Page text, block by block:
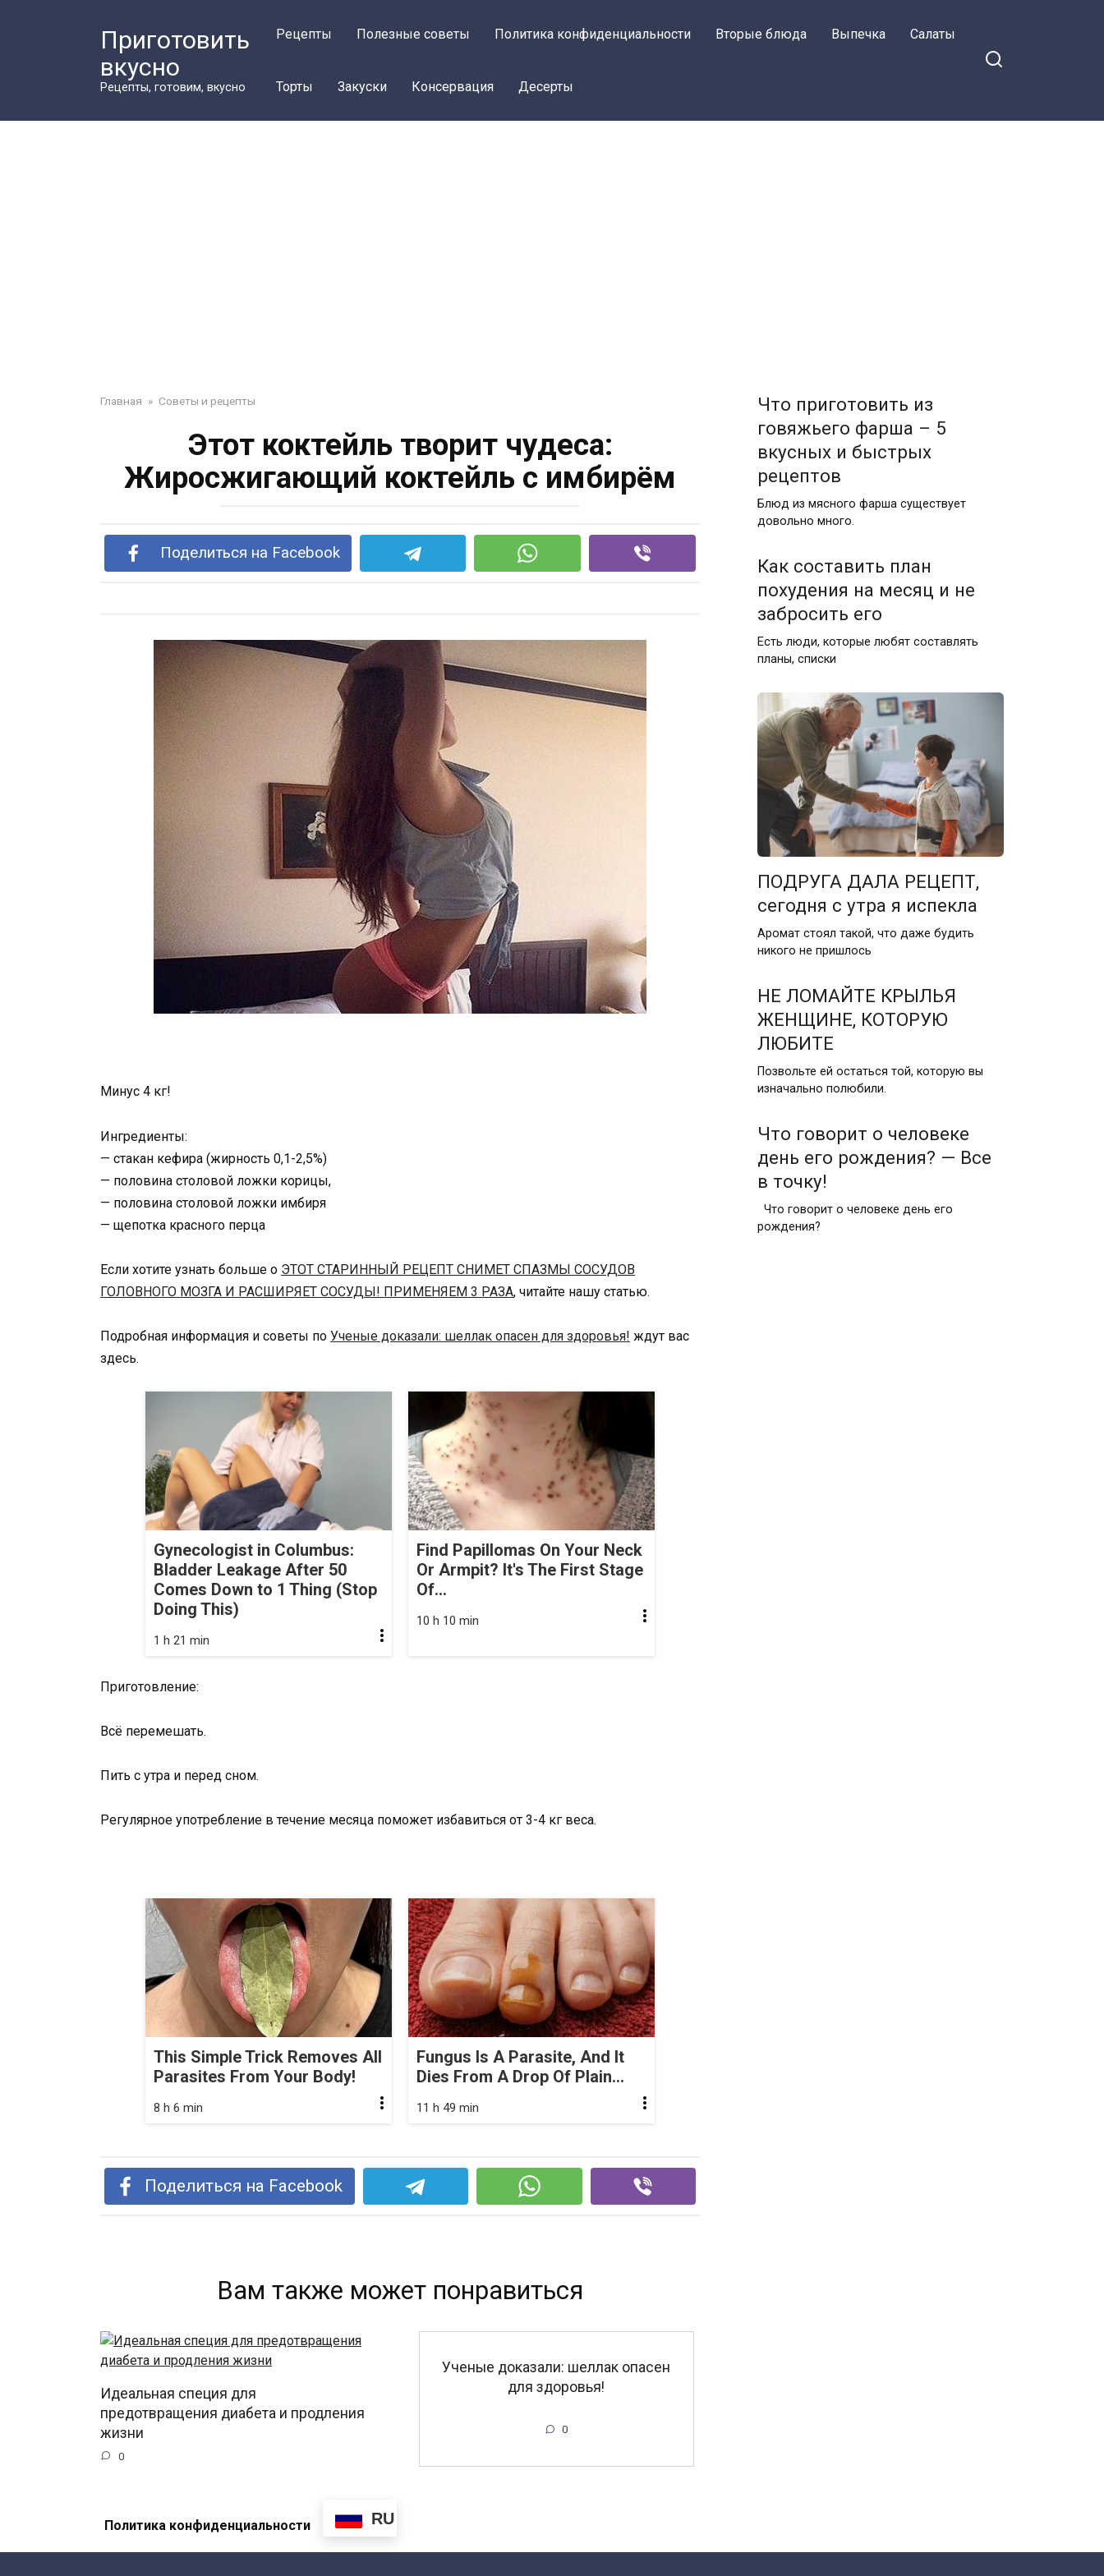
Приготовить
вкусно
Рецепты, готовим, вкусно
Рецепты Полезные советы Политика конфиденциальности Вторые блюда Выпечка Салаты
Торты Закуски Консервация Десерты
Главная » Советы и рецепты
Этот коктейль творит чудеса:
Жиросжигающий коктейль с имбирём
Поделиться на Facebook
Минус 4 кг!
Ингредиенты:
— стакан кефира (жирность 0,1-2,5%)
— половина столовой ложки корицы,
— половина столовой ложки имбиря
— щепотка красного перца
Если хотите узнать больше о ЭТОТ СТАРИННЫЙ РЕЦЕПТ СНИМЕТ СПАЗМЫ СОСУДОВ
ГОЛОВНОГО МОЗГА И РАСШИРЯЕТ СОСУДЫ! ПРИМЕНЯЕМ 3 РАЗА, читайте нашу статью.
Подробная информация и советы по Ученые доказали: шеллак опасен для здоровья! ждут вас
здесь.
Gynecologist in Columbus:
Bladder Leakage After 50
Comes Down to 1 Thing (Stop
Doing This)
1 h 21 min
Find Papillomas On Your Neck
Or Armpit? It's The First Stage
Of...
10 h 10 min
Приготовление:
Всё перемешать.
Пить с утра и перед сном.
Регулярное употребление в течение месяца поможет избавиться от 3-4 кг веса.
This Simple Trick Removes All
Parasites From Your Body!
8 h 6 min
Fungus Is A Parasite, And It
Dies From A Drop Of Plain...
11 h 49 min
Поделиться на Facebook
Вам также может понравиться
Идеальная специя для
предотвращения диабета и продления
жизни
0
Ученые доказали: шеллак опасен
для здоровья!
0
Что приготовить из
говяжьего фарша – 5
вкусных и быстрых
рецептов
Блюд из мясного фарша существует
довольно много.
Как составить план
похудения на месяц и не
забросить его
Есть люди, которые любят составлять
планы, списки
ПОДРУГА ДАЛА РЕЦЕПТ,
сегодня с утра я испекла
Аромат стоял такой, что даже будить
никого не пришлось
НЕ ЛОМАЙТЕ КРЫЛЬЯ
ЖЕНЩИНЕ, КОТОРУЮ
ЛЮБИТЕ
Позвольте ей остаться той, которую вы
изначально полюбили.
Что говорит о человеке
день его рождения? — Все
в точку!
Что говорит о человеке день его
рождения?
Политика конфиденциальности RU